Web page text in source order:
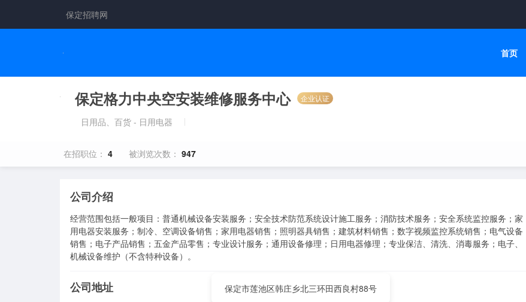
保定招聘网
首页
保定格力中央空安装维修服务中心 企业认证
日用品、百货 - 日用电器
在招职位： 4 被浏览次数： 947
公司介绍
经营范围包括一般项目：普通机械设备安装服务；安全技术防范系统设计施工服务；消防技术服务；安全系统监控服务；家
用电器安装服务；制冷、空调设备销售；家用电器销售；照明器具销售；建筑材料销售；数字视频监控系统销售；电气设备
销售；电子产品销售；五金产品零售；专业设计服务；通用设备修理；日用电器修理；专业保洁、清洗、消毒服务；电子、
机械设备维护（不含特种设备）。
公司地址 保定市莲池区韩庄乡北三环田西良村88号